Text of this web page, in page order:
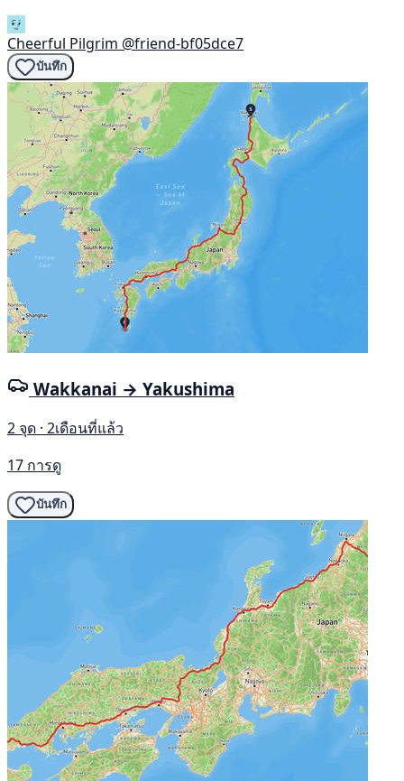
Cheerful Pilgrim @friend-bf05dce7
บันทึก
Wakkanai → Yakushima
2 จุด · 2เดือนที่แล้ว
17 การดู
บันทึก